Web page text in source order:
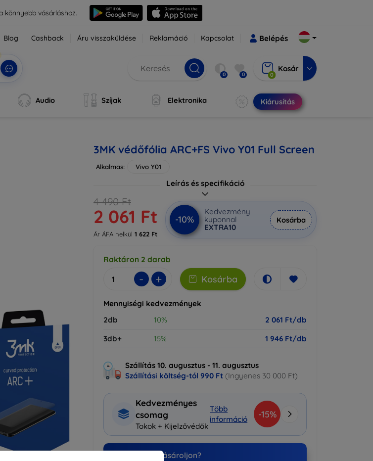
könnyebb vásárláshoz.
Blog Cashback Áru visszaküldése Reklamáció Kapcsolat Belépés
0 0 0
Kosár
Audio Szíjak Elektronika Kiárusítás
3MK védőfólia ARC+FS Vivo Y01 Full Screen
Alkalmas: Vivo Y01
Leírás és specifikáció
4 490 Ft
2 061 Ft
Ár ÁFA nelkül 1 622 Ft
-10%
Kedvezmény
kuponnal
EXTRA10
Kosárba
Raktáron 2 darab
- + Kosárba
Mennyiségi kedvezmények
2db
10%
2 061 Ft/db
3db+
15% 1 946 Ft/db
Szállítás 10. augusztus - 11. augusztus
Szállítási költség-tól 990 Ft (Ingyenes 30 000 Ft)
Kedvezményes
csomag
Tokok + Kijelzővédők
Több
információ
-15%
Miért nálunk vásároljon?